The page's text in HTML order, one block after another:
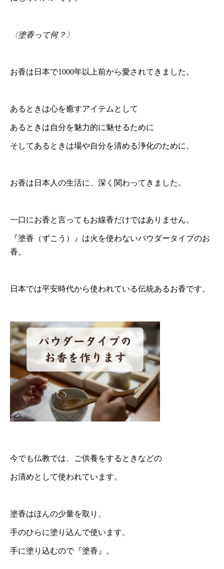
〈塗香って何？〉
お香は日本で1000年以上前から愛されてきました。
あるときは心を癒すアイテムとして
あるときは自分を魅力的に魅せるために
そしてあるときは場や自分を清める浄化のために。
お香は日本人の生活に、深く関わってきました。
一口にお香と言ってもお線香だけではありません。
『塗香（ずこう）』は火を使わないパウダータイプのお
香。
日本では平安時代から使われている伝統あるお香です。
今でも仏教では、ご供養をするときなどの
お清めとして使われています。
塗香はほんの少量を取り、
手のひらに塗り込んで使います。
手に塗り込むので『塗香』。